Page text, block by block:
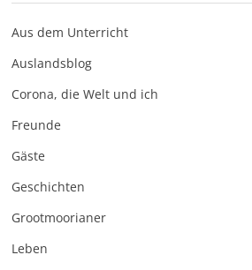
Aus dem Unterricht
Auslandsblog
Corona, die Welt und ich
Freunde
Gäste
Geschichten
Grootmoorianer
Leben